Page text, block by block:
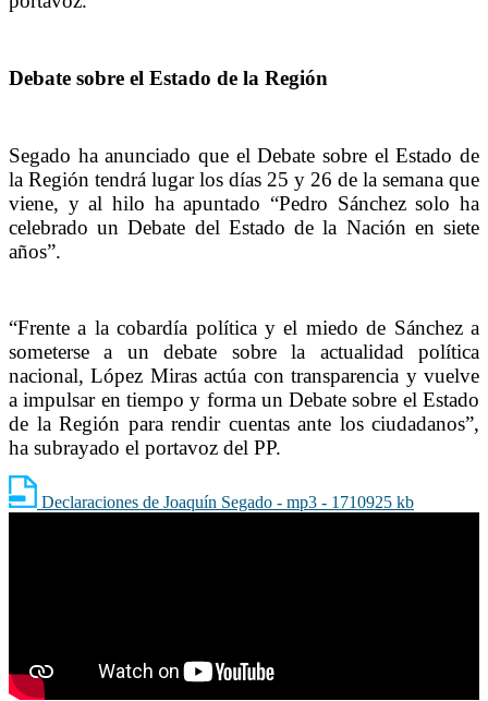
Debate sobre el Estado de la Región
Segado ha anunciado que el Debate sobre el Estado de
la Región tendrá lugar los días 25 y 26 de la semana que
viene, y al hilo ha apuntado “Pedro Sánchez solo ha
celebrado un Debate del Estado de la Nación en siete
años”.
“Frente a la cobardía política y el miedo de Sánchez a
someterse a un debate sobre la actualidad política
nacional, López Miras actúa con transparencia y vuelve
a impulsar en tiempo y forma un Debate sobre el Estado
de la Región para rendir cuentas ante los ciudadanos”,
ha subrayado el portavoz del PP.
Declaraciones de Joaquín Segado - mp3 - 1710925 kb